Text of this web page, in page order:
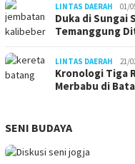
LINTAS DAERAH 01/
Duka di Sungai
Temanggung
LINTAS DAERAH 21/
Kronologi Tiga
Merbabu di
SENI BUDAYA